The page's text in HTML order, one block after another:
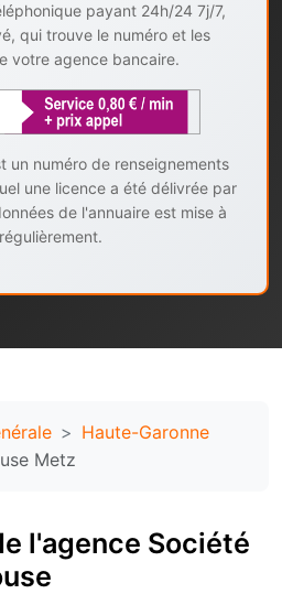
payant 24h/24 7j/7,
qui trouve le numéro et les
votre agence bancaire.
un numéro de renseignements
une licence a été délivrée par
de l'annuaire est mise à
Haute-Garonne
Metz
l'agence Société